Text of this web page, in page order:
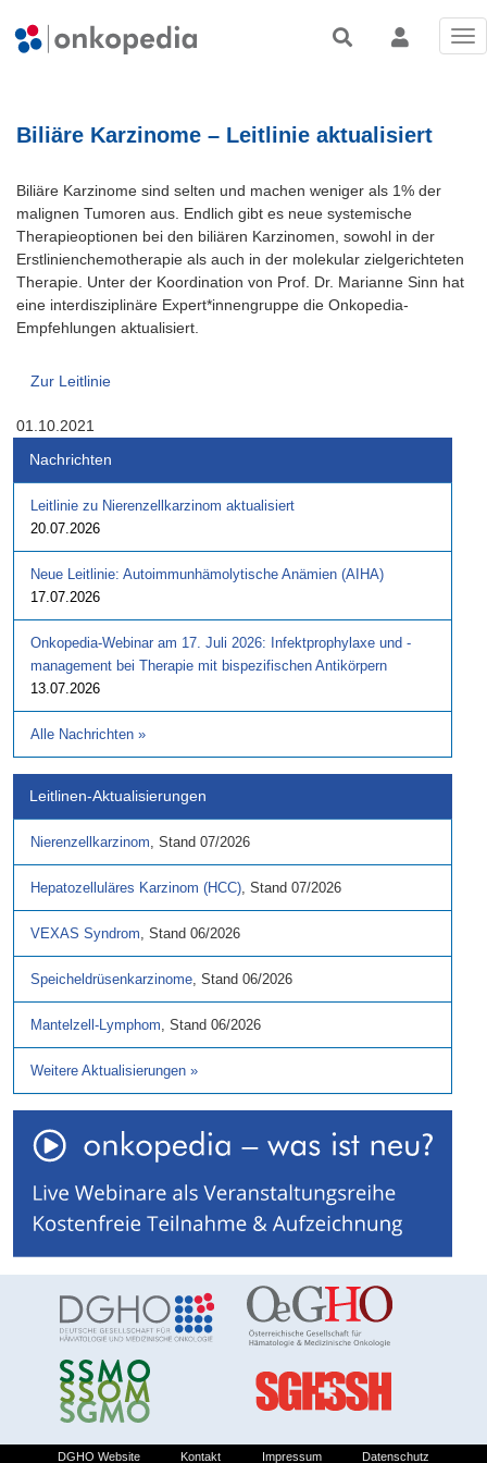
Biliäre Karzinome – Leitlinie aktualisiert
Biliäre Karzinome sind selten und machen weniger als 1% der
malignen Tumoren aus. Endlich gibt es neue systemische
Therapieoptionen bei den biliären Karzinomen, sowohl in der
Erstlinienchemotherapie als auch in der molekular zielgerichteten
Therapie. Unter der Koordination von Prof. Dr. Marianne Sinn hat
eine interdisziplinäre Expert*innengruppe die Onkopedia-
Empfehlungen aktualisiert.
Zur Leitlinie
01.10.2021
Nachrichten
Leitlinie zu Nierenzellkarzinom aktualisiert
20.07.2026
Neue Leitlinie: Autoimmunhämolytische Anämien (AIHA)
17.07.2026
Onkopedia-Webinar am 17. Juli 2026: Infektprophylaxe und -
management bei Therapie mit bispezifischen Antikörpern
13.07.2026
Alle Nachrichten »
Leitlinen-Aktualisierungen
Nierenzellkarzinom, Stand 07/2026
Hepatozelluläres Karzinom (HCC), Stand 07/2026
VEXAS Syndrom, Stand 06/2026
Speicheldrüsenkarzinome, Stand 06/2026
Mantelzell-Lymphom, Stand 06/2026
Weitere Aktualisierungen »
DGHO Website Kontakt Impressum Datenschutz